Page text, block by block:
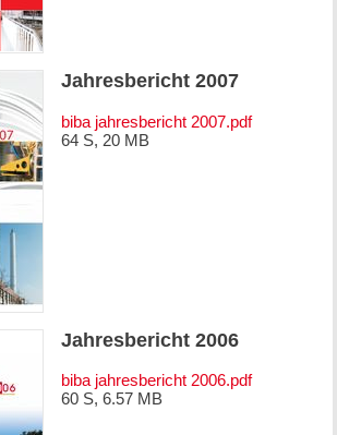
Jahresbericht 2007
biba jahresbericht 2007.pdf
64 S, 20 MB
Jahresbericht 2006
biba jahresbericht 2006.pdf
60 S, 6.57 MB